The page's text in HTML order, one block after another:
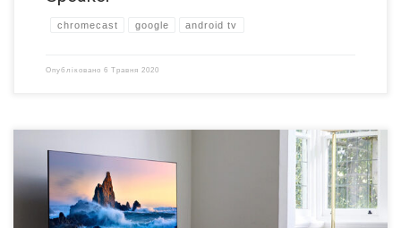
chromecast google android tv
Опубліковано 6 Травня 2020
Компания Samsung подтвердила, что в 2020 году не только 8K
телевизоры, но и несколько моделей серии 4K будут оснащены